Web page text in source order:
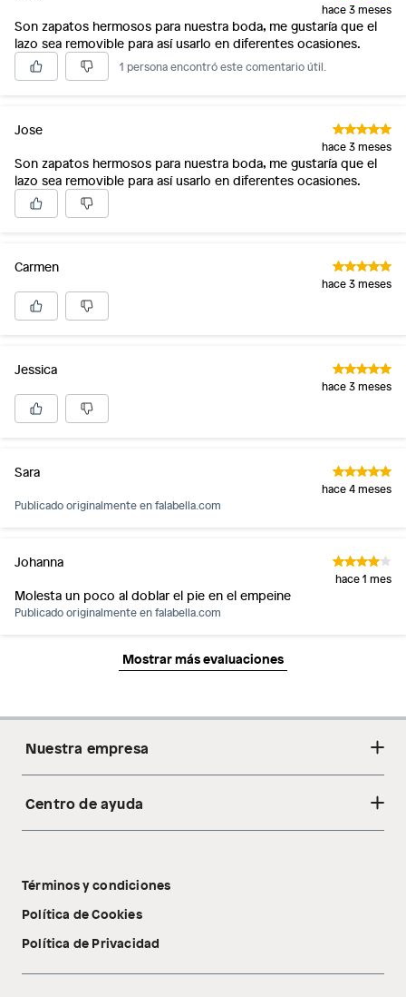
hace 3 meses
Son zapatos hermosos para nuestra boda, me gustaría que el
lazo sea removible para así usarlo en diferentes ocasiones.
1 persona encontró este comentario útil.
Jose
hace 3 meses
Son zapatos hermosos para nuestra boda, me gustaría que el
lazo sea removible para así usarlo en diferentes ocasiones.
Carmen
hace 3 meses
Jessica
hace 3 meses
Sara
hace 4 meses
Publicado originalmente enfalabella.com
Johanna
hace 1 mes
Molesta un poco al doblar el pie en el empeine
Publicado originalmente enfalabella.com
Mostrar más evaluaciones
Nuestra empresa
Acerca de nosotros
Tecnología Pillow Walk
Centro de ayuda
Libro de reclamaciones
Términos y condiciones
Política de Cookies
Política de Privacidad